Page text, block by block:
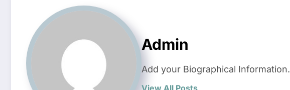
Admin
Add your Biographical Information.
View All Posts